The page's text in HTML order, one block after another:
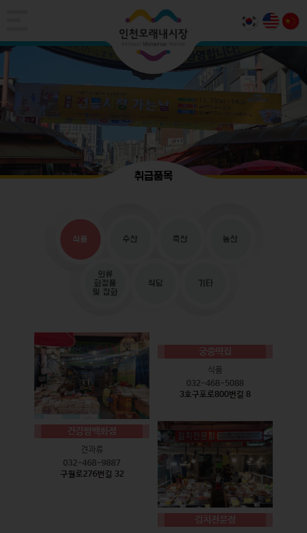
취급품목
식품 수산 축산 농산
의류
화장품
및 잡화
식당 기타
건강짱백화점
견과류
032-468-9887
구월로276번길 32
궁중떡집
식품
032-468-5088
3호구포로800번길 8
김치전문점